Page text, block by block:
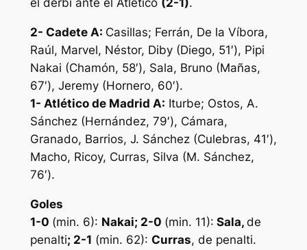
el derbi ante el Atlético (2-1).
2- Cadete A: Casillas; Ferrán, De la Víbora,
Raúl, Marvel, Néstor, Diby (Diego, 51′), Pipi
Nakai (Chamón, 58′), Sala, Bruno (Mañas,
67′), Jeremy (Hornero, 60′).
1- Atlético de Madrid A: Iturbe; Ostos, A.
Sánchez (Hernández, 79′), Cámara,
Granado, Barrios, J. Sánchez (Culebras, 41′),
Macho, Ricoy, Curras, Silva (M. Sánchez,
76′).
Goles
1-0 (min. 6): Nakai; 2-0 (min. 11): Sala, de
penalti; 2-1 (min. 62): Curras, de penalti.